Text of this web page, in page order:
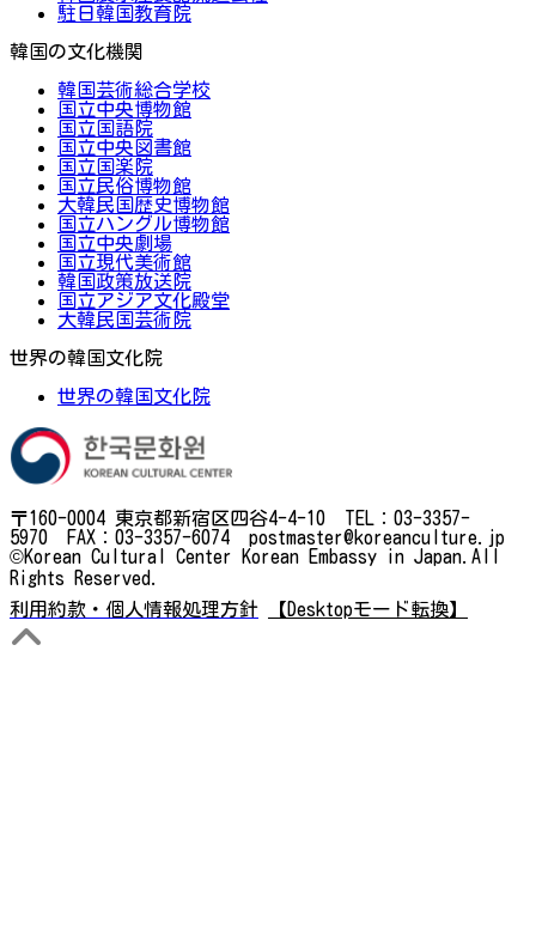
駐日韓国教育院
韓国の文化機関
韓国芸術総合学校
国立中央博物館
国立国語院
国立中央図書館
国立国楽院
国立民俗博物館
大韓民国歴史博物館
国立ハングル博物館
国立中央劇場
国立現代美術館
韓国政策放送院
国立アジア文化殿堂
大韓民国芸術院
世界の韓国文化院
世界の韓国文化院
〒160-0004 東京都新宿区四谷4-4-10 TEL：03-3357-
5970 FAX：03-3357-6074 postmaster@koreanculture.jp
©Korean Cultural Center Korean Embassy in Japan.All
Rights Reserved.
利用約款・個人情報処理方針
【Desktopモード転換】